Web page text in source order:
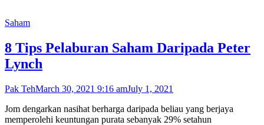
Saham
8 Tips Pelaburan Saham Daripada Peter
Lynch
Pak TehMarch 30, 2021 9:16 amJuly 1, 2021
Jom dengarkan nasihat berharga daripada beliau yang berjaya
memperolehi keuntungan purata sebanyak 29% setahun